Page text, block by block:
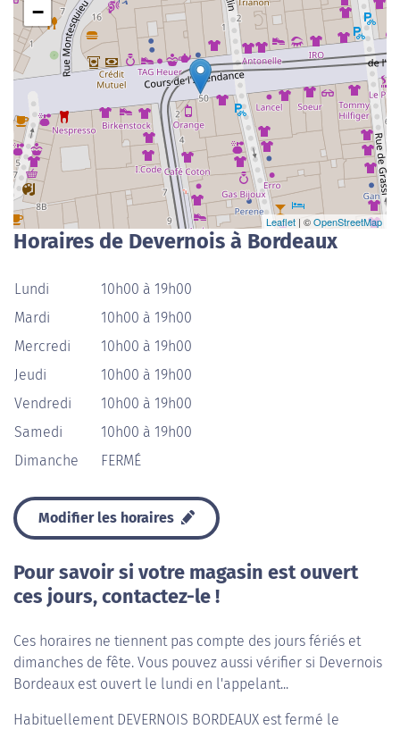
−
Leaflet | ©OpenStreetMap
Horaires de Devernois à Bordeaux
Lundi
10h00 à 19h00
Mardi
10h00 à 19h00
Mercredi
10h00 à 19h00
Jeudi
10h00 à 19h00
Vendredi
10h00 à 19h00
Samedi
10h00 à 19h00
Dimanche
FERMÉ
Modifier les horaires
Pour savoir si votre magasin est ouvert
ces jours, contactez-le !
Ces horaires ne tiennent pas compte des jours fériés et
dimanches de fête. Vous pouvez aussi vérifier si Devernois
Bordeaux est ouvert le lundi en l'appelant...
Habituellement DEVERNOIS BORDEAUX est fermé le